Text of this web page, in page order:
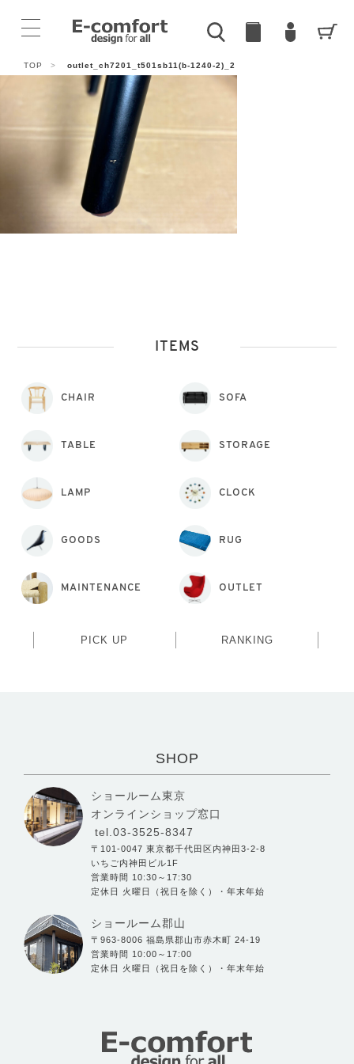
TOP > outlet_ch7201_t501sb11(b-1240-2)_2
ITEMS
CHAIR SOFA
TABLE STORAGE
LAMP CLOCK
GOODS RUG
MAINTENANCE OUTLET
PICK UP RANKING
SHOP
ショールーム東京
オンラインショップ窓口
tel.03-3525-8347
〒101-0047 東京都千代田区内神田3-2-8
いちご内神田ビル1F
営業時間 10:30～17:30
定休日 火曜日（祝日を除く）・年末年始
ショールーム郡山
〒963-8006 福島県郡山市赤木町 24-19
営業時間 10:00～17:00
定休日 火曜日（祝日を除く）・年末年始